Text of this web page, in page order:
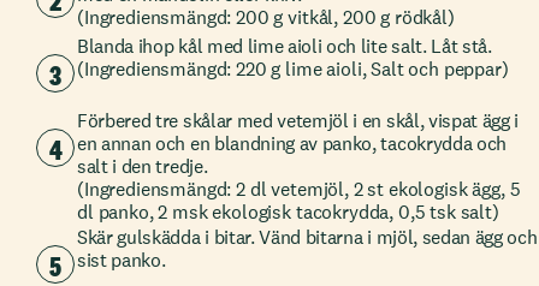
(Ingrediensmängd: 200 g vitkål, 200 g rödkål)
3
Blanda ihop kål med lime aioli och lite salt. Låt stå.
(Ingrediensmängd: 220 g lime aioli, Salt och peppar)
4
Förbered tre skålar med vetemjöl i en skål, vispat ägg i
en annan och en blandning av panko, tacokrydda och
salt i den tredje.
(Ingrediensmängd: 2 dl vetemjöl, 2 st ekologisk ägg, 5
dl panko, 2 msk ekologisk tacokrydda, 0,5 tsk salt)
5
Skär gulskädda i bitar. Vänd bitarna i mjöl, sedan ägg och
sist panko.